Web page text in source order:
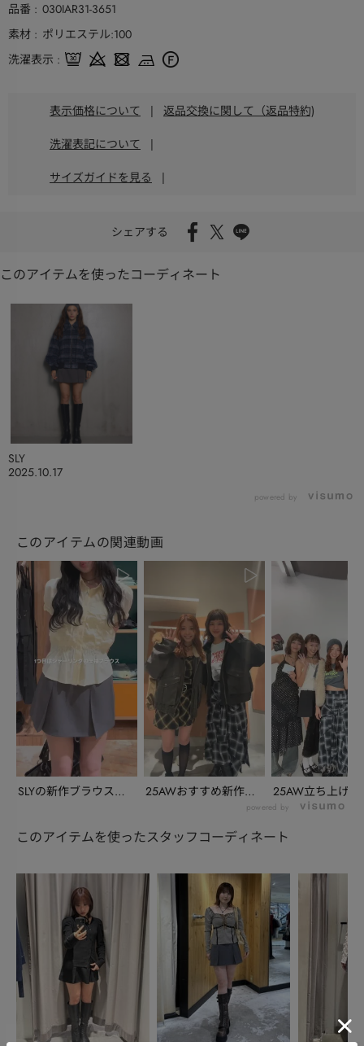
品番
030IAR31-3651
素材
ポリエステル:100
洗濯表示
表示価格について | 返品交換に関して（返品特約)
洗濯表記について |
サイズガイドを見る |
シェアする
このアイテムを使ったコーディネート
2025.10.17
SLY
powered by
このアイテムの関連動画
SLYの新作ブラウス
25AWおすすめ新作ア
イテムと大人気アウ...
25AW立ち上げノ
ティフェアにつ
powered by
このアイテムを使ったスタッフコーディネート